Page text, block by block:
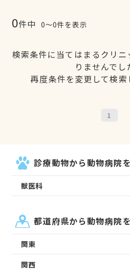
0件中 0〜0件を表示
検索条件に当てはまるクリ
りませんでし
再度条件を変更して検索
1
診療動物から動物病院
獣医科
都道府県から動物病院
関東
関西